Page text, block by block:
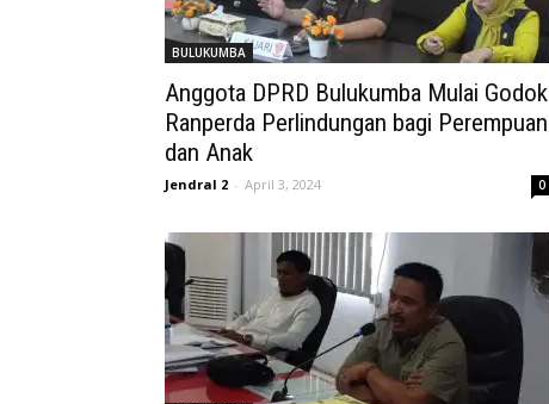
BULUKUMBA
Anggota DPRD Bulukumba Mulai Godok
Ranperda Perlindungan bagi Perempuan
dan Anak
Jendral 2 - April 3, 2024 0